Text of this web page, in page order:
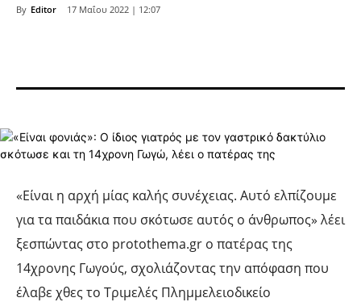
By Editor 17 Μαΐου 2022 | 12:07
«Είναι η αρχή μίας καλής συνέχειας. Αυτό ελπίζουμε
για τα παιδάκια που σκότωσε αυτός ο άνθρωπος» λέει
ξεσπώντας στο protothema.gr ο πατέρας της
14χρονης Γωγούς, σχολιάζοντας την απόφαση που
έλαβε χθες το Τριμελές Πλημμελειοδικείο